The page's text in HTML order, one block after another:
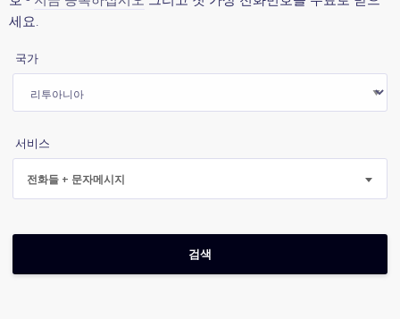
세요.
국가
서비스
전화들 + 문자메시지